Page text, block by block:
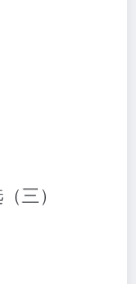
三）